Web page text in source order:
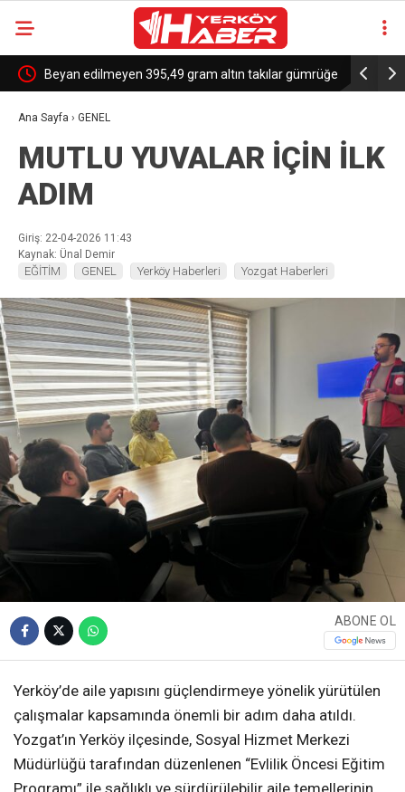
Beyan edilmeyen 395,49 gram altın takılar gümrüğe
takıldı
Ana Sayfa › GENEL
MUTLU YUVALAR İÇİN İLK
ADIM
Giriş: 22-04-2026 11:43
Kaynak: Ünal Demir
EĞİTİM GENEL Yerköy Haberleri Yozgat Haberleri
ABONE OL
Yerköy’de aile yapısını güçlendirmeye yönelik yürütülen
çalışmalar kapsamında önemli bir adım daha atıldı.
Yozgat’ın Yerköy ilçesinde, Sosyal Hizmet Merkezi
Müdürlüğü tarafından düzenlenen “Evlilik Öncesi Eğitim
Programı” ile sağlıklı ve sürdürülebilir aile temellerinin